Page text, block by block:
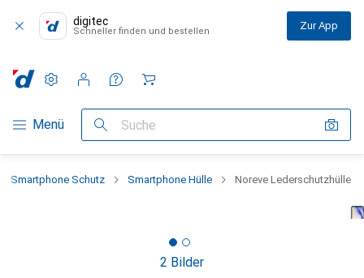
digitec
Schneller finden und bestellen Zur App
Navigation nach Kategorien
Menü Suche
Einstellungen
Kundenkonto
Vergleichslisten
Merklisten
Warenkorb
Smartphone Schutz Smartphone Hülle Noreve Lederschutzhülle
2 Bilder